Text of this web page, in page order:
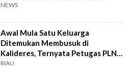
NEWS
Awal Mula Satu Keluarga
Ditemukan Membusuk di
Kalideres, Ternyata Petugas PLN
Sempat Putus Listrik
RIAU